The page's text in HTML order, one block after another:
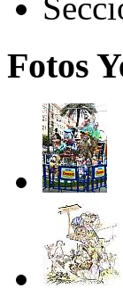
Fotos